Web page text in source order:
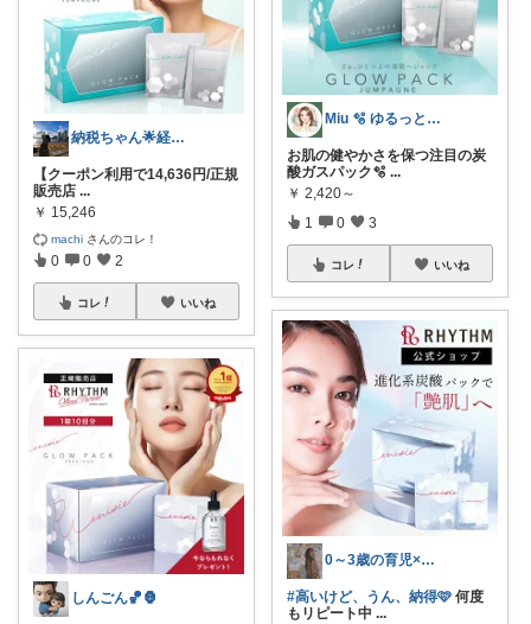
納税ちゃん🌟経由購入★
【クーポン利用で14,636円/正規
販売店 ...
￥ 15,246
machi さんのコレ！
0 0 2
コレ いいね
しんごん🏀🦍
Miu 🫧 ゆるっと自分磨き。
お肌の健やかさを保つ注目の炭
酸ガスパック🫧 ...
￥ 2,420～
1 0 3
コレ いいね
0～3歳の育児×美容コスメ(毎日投稿)
#高いけど、うん、納得🩷 何度
もリピート中 ...